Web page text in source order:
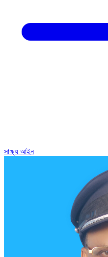
সাক্ষ্য আইন